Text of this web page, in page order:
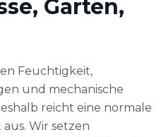
Garten,
Feuchtigkeit,
und mechanische
reicht eine normale
Wir setzen